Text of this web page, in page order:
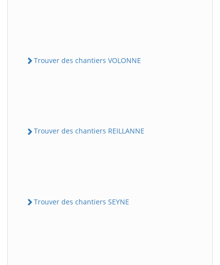
Trouver des chantiers VOLONNE
Trouver des chantiers REILLANNE
Trouver des chantiers SEYNE